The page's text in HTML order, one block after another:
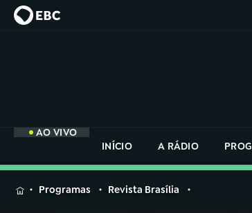
AO VIVO
INÍCIO
A RÁDIO
MENUProgramas Revista Brasília